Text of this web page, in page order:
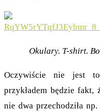
Okulary. T-shirt.
Oczywiście nie jest
przykładem będzie
nie dwa przechodziła